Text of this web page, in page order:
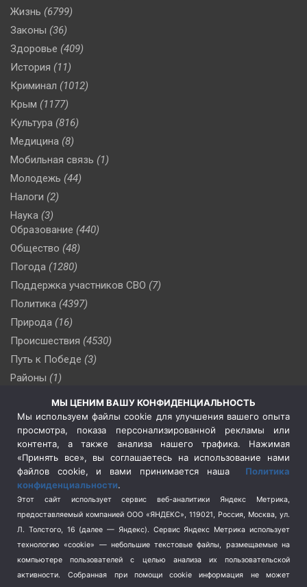
Жизнь (6799)
Законы (36)
Здоровье (409)
История (11)
Криминал (1012)
Крым (1177)
Культура (816)
Медицина (8)
Мобильная связь (1)
Молодежь (44)
Налоги (2)
Наука (3)
Образование (440)
Общество (48)
Погода (1280)
Поддержка участников СВО (7)
Политика (4397)
Природа (16)
Происшествия (4530)
Путь к Победе (3)
Районы (1)
(510)
Сельское хозяйство (3)
Социальная политика
(3)
Спецоперация в Украине
Спецоперация на Украине
(404)
Спорт (740)
Терроризм (1)
Транспорт (262)
Туризм (178)
Флот (76)
МЫ ЦЕНИМ ВАШУ КОНФИДЕНЦИАЛЬНОСТЬ
Мы используем файлы cookie для улучшения вашего опыта
просмотра, показа персонализированной рекламы или
контента, а также анализа нашего трафика. Нажимая
«Принять все», вы соглашаетесь на использование нами
файлов cookie, и вами принимается наша Политика
конфиденциальности.
Этот сайт использует сервис веб-аналитики Яндекс Метрика,
предоставляемый компанией ООО «ЯНДЕКС», 119021, Россия, Москва, ул.
Л. Толстого, 16 (далее — Яндекс). Сервис Яндекс Метрика использует
технологию «cookie» — небольшие текстовые файлы, размещаемые на
компьютере пользователей с целью анализа их пользовательской
активности.
Собранная при помощи cookie информация не может